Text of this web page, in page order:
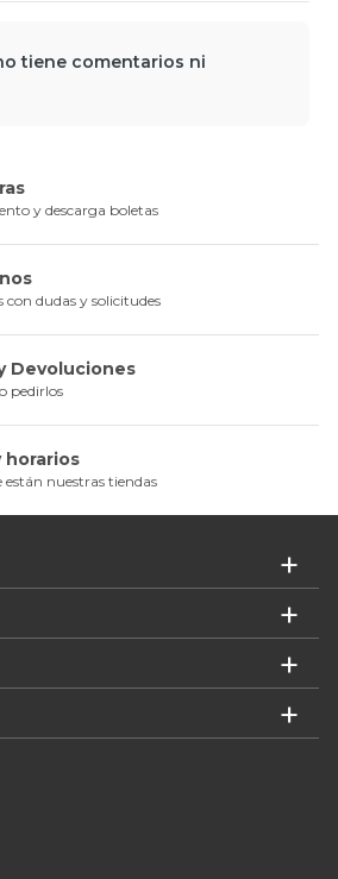
tiene comentarios ni
y descarga boletas
con dudas y solicitudes
Devoluciones
pedirlos
horarios
están nuestras tiendas